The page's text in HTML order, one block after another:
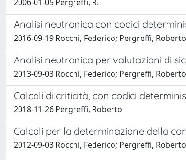
2006-01-05 Pergreffi, R.
Analisi neutronica con codici
2016-09-19 Rocchi, Federico; Pergreffi, Roberto
Analisi neutronica per valutazioni di
2013-09-03 Rocchi, Federico; Pergreffi,
Calcoli di criticità, con codici
2018-11-26 Pergreffi, Roberto
Calcoli per la determinazione della
2012-09-03 Rocchi, Federico; Pergreffi, Roberto